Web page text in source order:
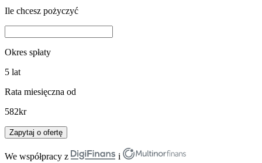
Ile chcesz pożyczyć
Okres spłaty
5 lat
Rata miesięczna od
582kr
Zapytaj o ofertę
We współpracy z
i